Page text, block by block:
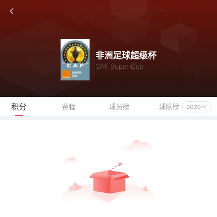
非洲足球超级杯
CAF Super Cup
积分 赛程 球员榜 球队榜 2020